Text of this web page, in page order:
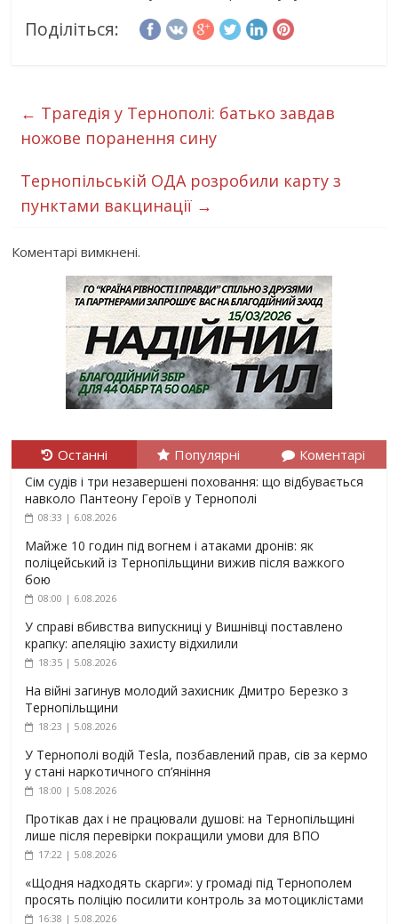
Поділіться:
← Трагедія у Тернополі: батько завдав
ножове поранення сину
Тернопільській ОДА розробили карту з
пунктами вакцинації →
Коментарі вимкнені.
Останні Популярні Коментарі
Сім судів і три незавершені поховання: що відбувається
навколо Пантеону Героїв у Тернополі
08:33 | 6.08.2026
Майже 10 годин під вогнем і атаками дронів: як
поліцейський із Тернопільщини вижив після важкого
бою
08:00 | 6.08.2026
У справі вбивства випускниці у Вишнівці поставлено
крапку: апеляцію захисту відхилили
18:35 | 5.08.2026
На війні загинув молодий захисник Дмитро Березко з
Тернопільщини
18:23 | 5.08.2026
У Тернополі водій Tesla, позбавлений прав, сів за кермо
у стані наркотичного сп’яніння
18:00 | 5.08.2026
Протікав дах і не працювали душові: на Тернопільщині
лише після перевірки покращили умови для ВПО
17:22 | 5.08.2026
«Щодня надходять скарги»: у громаді під Тернополем
просять поліцію посилити контроль за мотоциклістами
16:38 | 5.08.2026